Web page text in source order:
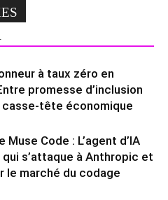
à taux zéro en
promesse d’inclusion
tête économique
Muse Code : L’agent d’IA
s’attaque à Anthropic et
le marché du codage